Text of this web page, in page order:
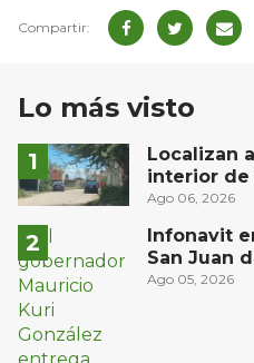
Lo más visto
Localizan
interior de
comunidad
Ago 06, 2026
Infonavit
San Juan
bajos
Ago 05, 2026